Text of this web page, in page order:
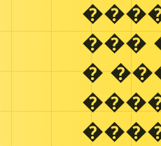
���
�